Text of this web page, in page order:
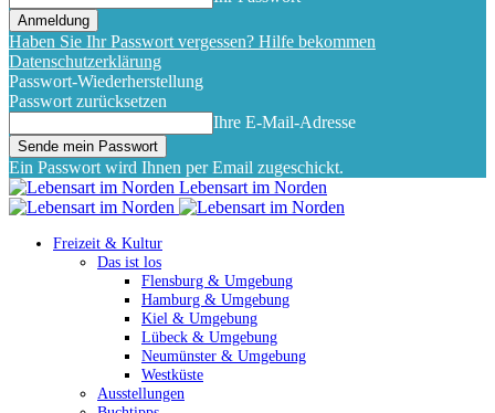
Haben Sie Ihr Passwort vergessen? Hilfe bekommen
Datenschutzerklärung
Passwort-Wiederherstellung
Passwort zurücksetzen
Ihre E-Mail-Adresse
Ein Passwort wird Ihnen per Email zugeschickt.
Lebensart im Norden
Freizeit & Kultur
Das ist los
Flensburg & Umgebung
Hamburg & Umgebung
Kiel & Umgebung
Lübeck & Umgebung
Neumünster & Umgebung
Westküste
Ausstellungen